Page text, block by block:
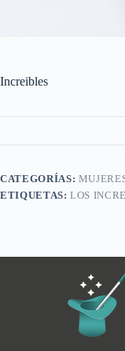
Increibles
CATEGORÍAS:
ETIQUETAS:LOS